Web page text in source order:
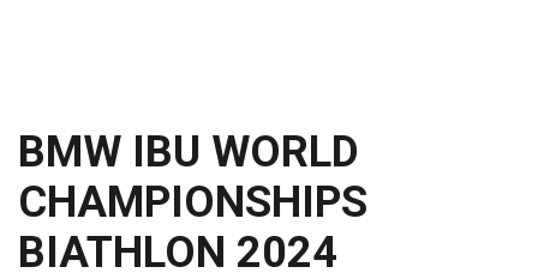
BMW IBU WORLD
CHAMPIONSHIPS
BIATHLON 2024